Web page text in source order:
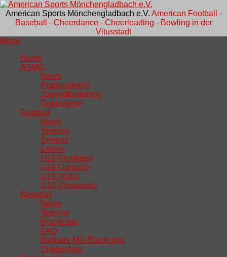
American Sports Mönchengladbach e.V. American Football -
Baseball - Cheerdance - Cheerleading - Bowling in der
Vitusstadt
Menu
Home
ASMG
News
Probetraining
Jugendförderung
Dokumente
Football
News
Termine
Seniors
Ladies
U19 (Rookies)
U16 (Juniors)
U13 (Kids)
U10 (Peewees)
Baseball
News
Termine
Blackcaps
FAQ
Ballpark MG Blackcaps
Onlineshop